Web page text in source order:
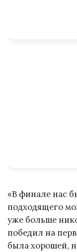
«В финале нас
подходящего
уже больше
победил на
была хорошей,